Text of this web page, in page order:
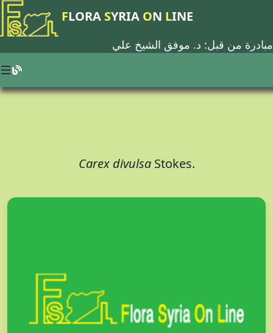
FLORA SYRIA ON LINE
مبادرة من قبل: د. موفق الشيخ علي
Carex divulsa Stokes.